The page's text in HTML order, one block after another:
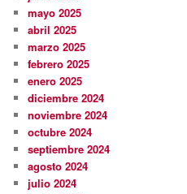
mayo 2025
abril 2025
marzo 2025
febrero 2025
enero 2025
diciembre 2024
noviembre 2024
octubre 2024
septiembre 2024
agosto 2024
julio 2024